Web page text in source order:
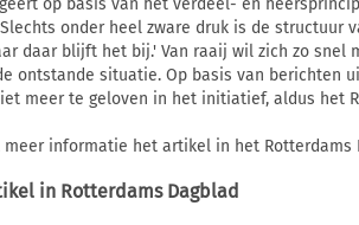
op basis van het verdeel- en
onder heel zware druk is de structuur
daar blijft het bij.' Van raaij wil zich zo
ontstande situatie. Op basis van berichten
meer te geloven in het initiatief, aldus het
meer informatie het artikel in het Rotterdams
in Rotterdams Dagblad